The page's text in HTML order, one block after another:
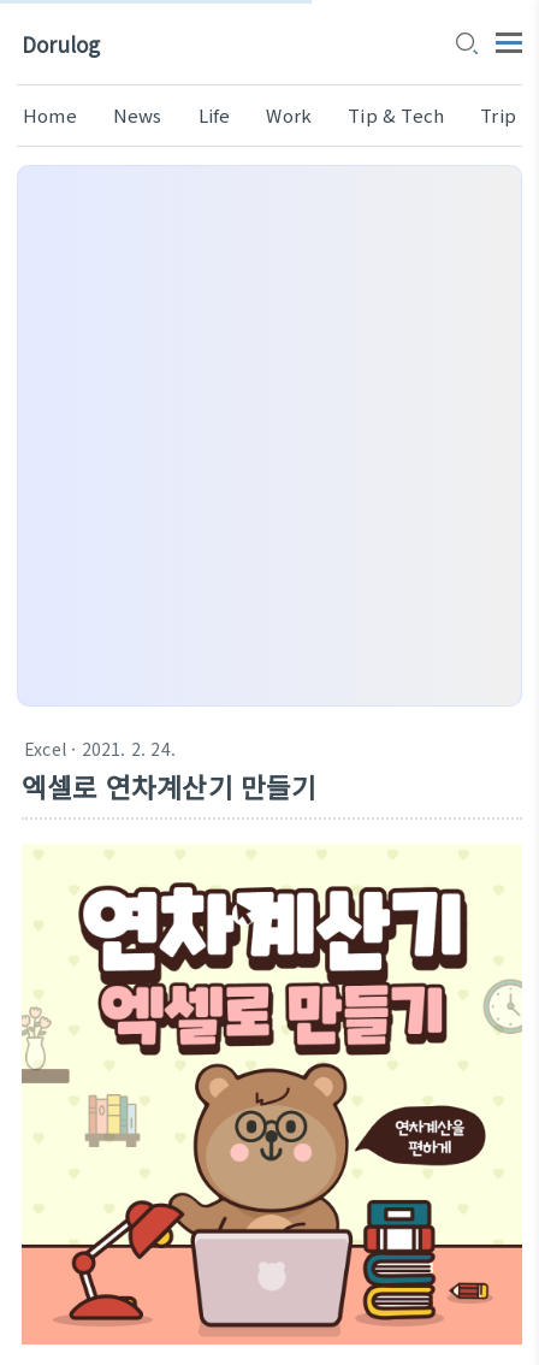
Dorulog
Home News Life Work Tip & Tech Trip
Excel · 2021. 2. 24.
엑셀로 연차계산기 만들기